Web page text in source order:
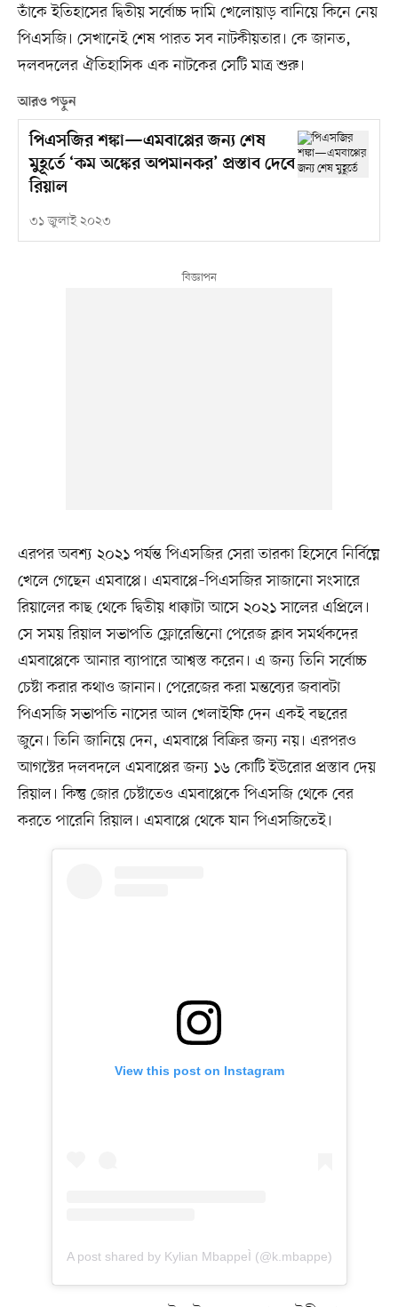
তাঁকে ইতিহাসের দ্বিতীয় সর্বোচ্চ দামি খেলোয়াড় বানিয়ে কিনে নেয়
পিএসজি। সেখানেই শেষ পারত সব নাটকীয়তার। কে জানত,
দলবদলের ঐতিহাসিক এক নাটকের সেটি মাত্র শুরু।
আরও পড়ুন
পিএসজির শঙ্কা—এমবাপ্পের জন্য শেষ
মুহূর্তে ‘কম অঙ্কের অপমানকর’ প্রস্তাব দেবে
রিয়াল
৩১ জুলাই ২০২৩
এরপর অবশ্য ২০২১ পর্যন্ত পিএসজির সেরা তারকা হিসেবে নির্বিঘ্নে
খেলে গেছেন এমবাপ্পে। এমবাপ্পে–পিএসজির সাজানো সংসারে
রিয়ালের কাছ থেকে দ্বিতীয় ধাক্কাটা আসে ২০২১ সালের এপ্রিলে।
সে সময় রিয়াল সভাপতি ফ্লোরেন্তিনো পেরেজ ক্লাব সমর্থকদের
এমবাপ্পেকে আনার ব্যাপারে আশ্বস্ত করেন। এ জন্য তিনি সর্বোচ্চ
চেষ্টা করার কথাও জানান। পেরেজের করা মন্তব্যের জবাবটা
পিএসজি সভাপতি নাসের আল খেলাইফি দেন একই বছরের
জুনে। তিনি জানিয়ে দেন, এমবাপ্পে বিক্রির জন্য নয়। এরপরও
আগস্টের দলবদলে এমবাপ্পের জন্য ১৬ কোটি ইউরোর প্রস্তাব দেয়
রিয়াল। কিন্তু জোর চেষ্টাতেও এমবাপ্পেকে পিএসজি থেকে বের
করতে পারেনি রিয়াল। এমবাপ্পে থেকে যান পিএসজিতেই।
View this post on Instagram
A post shared by Kylian MbappeÌ (@k.mbappe)